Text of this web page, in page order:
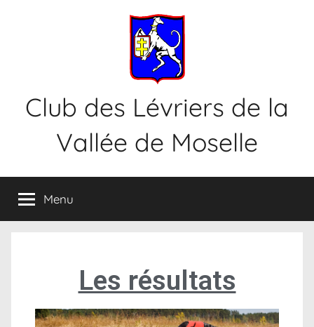
Club des Lévriers de la
Vallée de Moselle
Menu
Les résultats